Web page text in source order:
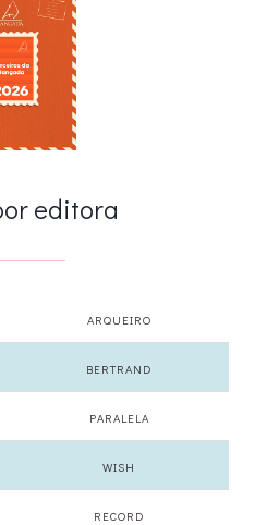
editora
ARQUEIRO
BERTRAND
PARALELA
WISH
RECORD